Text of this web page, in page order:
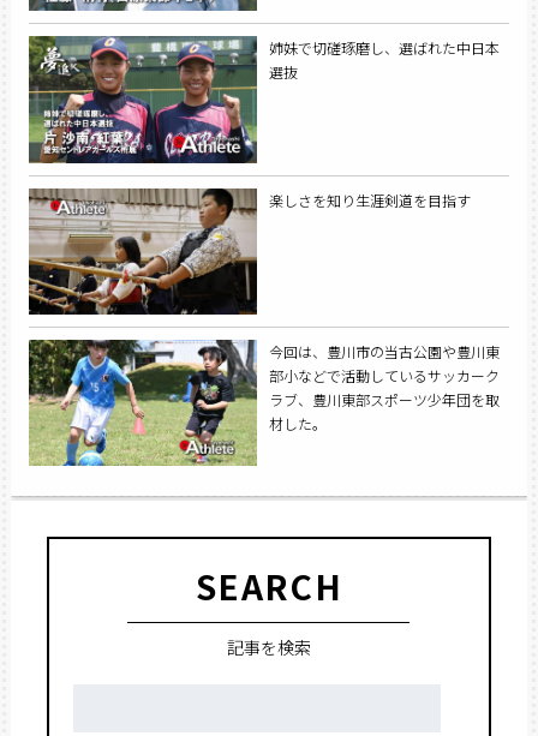
姉妹で切磋琢磨し、選ばれた中日本
選抜
楽しさを知り生涯剣道を目指す
今回は、豊川市の当古公園や豊川東
部小などで活動しているサッカーク
ラブ、豊川東部スポーツ少年団を取
材した。
SEARCH
記事を検索